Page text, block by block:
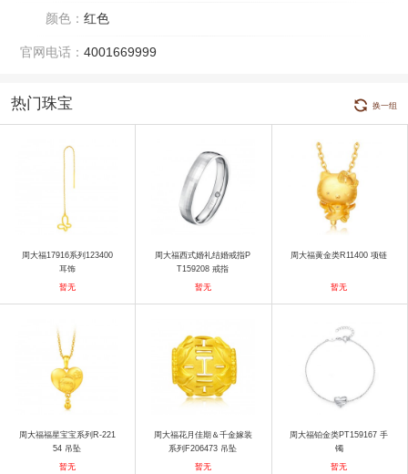
颜色： 红色
官网电话： 4001669999
热门珠宝 换一组
周大福17916系列123400
耳饰
暂无
周大福西式婚礼结婚戒指P
T159208 戒指
暂无
周大福黄金类R11400 项链
暂无
周大福福星宝宝系列R-221
54 吊坠
暂无
周大福花月佳期＆千金嫁装
系列F206473 吊坠
暂无
周大福铂金类PT159167 手
镯
暂无